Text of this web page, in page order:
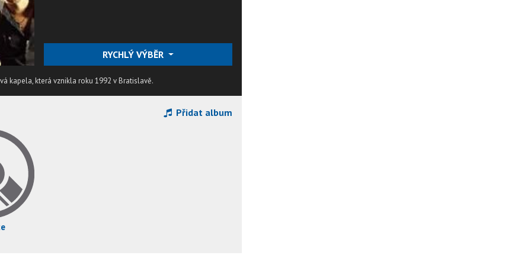
RYCHLÝ VÝBĚR
kapela, která vznikla roku 1992 v Bratislavě.
Přidat album